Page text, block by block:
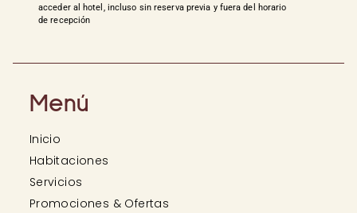
acceder al hotel, incluso sin reserva previa y fuera del horario
de recepción
Menú
Inicio
Habitaciones
Servicios
Promociones & Ofertas